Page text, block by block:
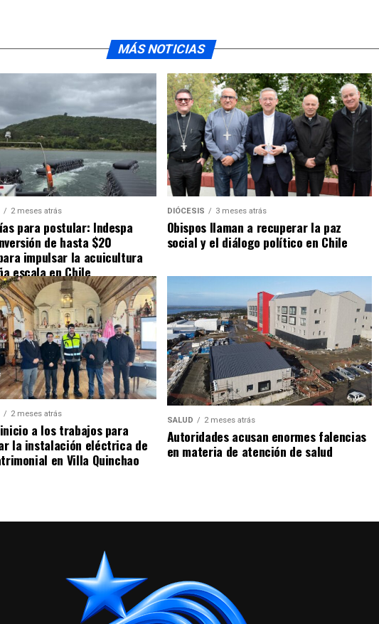
MÁS NOTICIAS
2 meses atrás
para postular: Indespa
de hasta $20
impulsar la acuicultura
escala en Chile
DIÓCESIS 3 meses atrás
Obispos llaman a recuperar la paz
social y el diálogo político en Chile
2 meses atrás
a los trabajos para
la instalación eléctrica de
en Villa Quinchao
SALUD 2 meses atrás
Autoridades acusan enormes falencias
en materia de atención de salud